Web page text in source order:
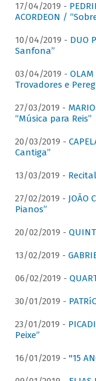
17/04/2019 -
ACORDEON /
10/04/2019 - DUO
Sanfona”
03/04/2019 -
Trovadores e
27/03/2019 -
“Música para Reis”
20/03/2019 -
Cantiga”
13/03/2019 -
27/02/2019 - JOÃO
Pianos”
20/02/2019 -
13/02/2019 -
06/02/2019 -
30/01/2019 -
23/01/2019 -
Peixe”
16/01/2019 - "15